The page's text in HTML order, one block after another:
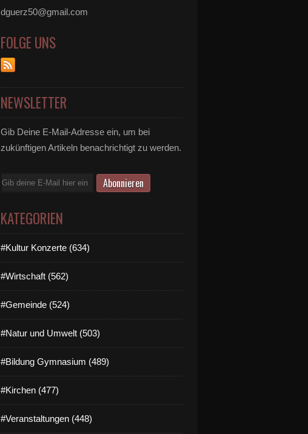
dguerz50@gmail.com
FOLGE UNS
NEWSLETTER
Gib Deine E-Mail-Adresse ein, um bei
zukünftigen Artikeln benachrichtigt zu werden.
E-
KATEGORIEN
#Kultur Konzerte (634)
#Wirtschaft (562)
#Gemeinde (524)
#Natur und Umwelt (503)
#Bildung Gymnasium (489)
#Kirchen (477)
#Veranstaltungen (448)